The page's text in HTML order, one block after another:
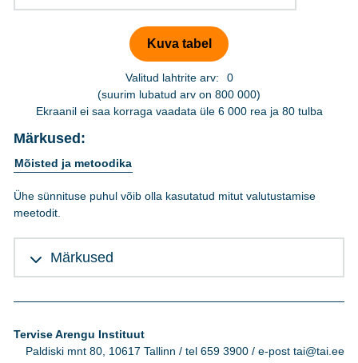
Valitud lahtrite arv:
0
(suurim lubatud arv on 800 000)
Ekraanil ei saa korraga vaadata üle 6 000 rea ja 80 tulba
Märkused:
Mõisted ja metoodika
Ühe sünnituse puhul võib olla kasutatud mitut valutustamise
meetodit.
Märkused
Tervise Arengu Instituut
Paldiski mnt 80, 10617 Tallinn / tel 659 3900 / e-post tai@tai.ee